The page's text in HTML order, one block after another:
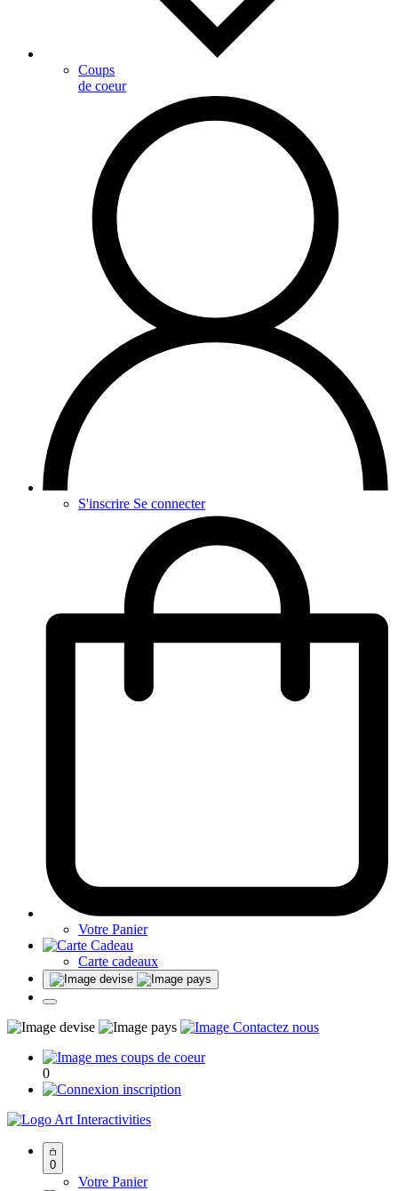
Coups
de coeur
S'inscrire Se connecter
Votre Panier
Carte cadeaux
0
Art Interactivities
0
Votre Panier